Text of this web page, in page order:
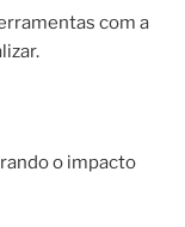
com a
o impacto